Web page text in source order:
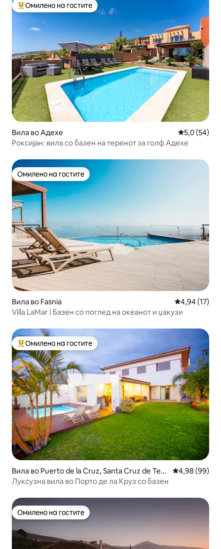
Меѓу најуспешните „Омилени на гостите“
Омилено на гостите
Вила во Адехе Просечна
5,0 (54)
Роксијан: вила со базен на теренот за голф Адехе
Омилено на гостите
Омилено на гостите
Вила во Fasnia Просечна
4,94 (17)
Villa LaMar | Базен со поглед на океанот и џакузи
Меѓу најуспешните „Омилени на гостите“
Омилено на гостите
Вила во Puerto de la Cruz, Santa Cruz de Ten
erife
Просечна
4,98 (99)
Луксузна вила во Порто де ла Круз со базен
Омилено на гостите
Омилено на гостите